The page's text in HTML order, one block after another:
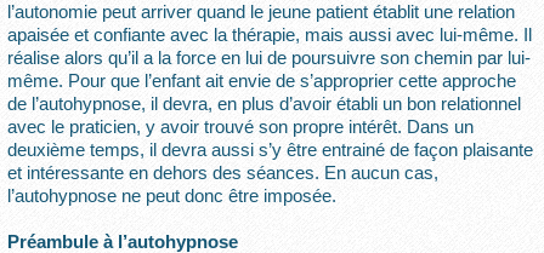
l’autonomie peut arriver quand le jeune patient établit une relation
apaisée et confiante avec la thérapie, mais aussi avec lui-même. Il
réalise alors qu’il a la force en lui de poursuivre son chemin par lui-
même. Pour que l’enfant ait envie de s’approprier cette approche
de l’autohypnose, il devra, en plus d’avoir établi un bon relationnel
avec le praticien, y avoir trouvé son propre intérêt. Dans un
deuxième temps, il devra aussi s’y être entrainé de façon plaisante
et intéressante en dehors des séances. En aucun cas,
l’autohypnose ne peut donc être imposée.
Préambule à l’autohypnose